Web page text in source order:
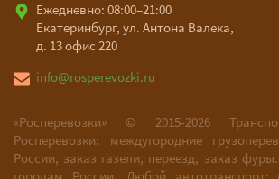
Ежедневно: 08:00–21:00
Екатеринбург, ул. Антона Валека,
д. 13 офис 220
info@rosperevozki.ru
«Росперевозки» © 2015-2026
Росперевозки: междугородние
России, заказ газели, переезд, заказ